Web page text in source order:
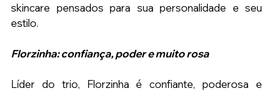
skincare pensados para sua personalidade e seu
estilo.
Florzinha: confiança, poder e muito rosa
Líder do trio, Florzinha é confiante, poderosa e